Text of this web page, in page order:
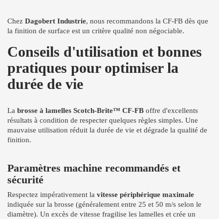
Chez Dagobert Industrie, nous recommandons la CF-FB dès que
la finition de surface est un critère qualité non négociable.
Conseils d'utilisation et bonnes
pratiques pour optimiser la
durée de vie
La brosse à lamelles Scotch-Brite™ CF-FB offre d'excellents
résultats à condition de respecter quelques règles simples. Une
mauvaise utilisation réduit la durée de vie et dégrade la qualité de
finition.
Paramètres machine recommandés et
sécurité
Respectez impérativement la vitesse périphérique maximale
indiquée sur la brosse (généralement entre 25 et 50 m/s selon le
diamètre). Un excès de vitesse fragilise les lamelles et crée un